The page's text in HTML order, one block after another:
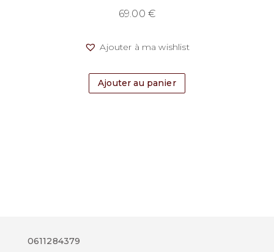
69.00 €
Ajouter à ma wishlist
Ajouter au panier
0611284379